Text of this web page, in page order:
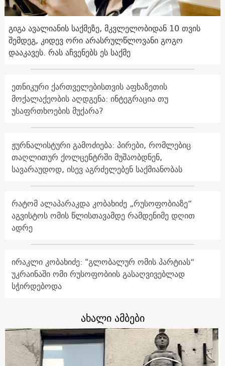
გიგა ავალიანის საქმეზე, მკვლელობიდან 10 თვის
შემდეგ, კიდევ ორი არასრულწლოვანი გოგო
დააკავეს. რას აჩვენებს ეს საქმე
ეთნიკური ქართველებისთვის აფხაზეთის
მოქალაქეობის აღდგენა: ინტეგრაცია თუ
უსაფრთხოების მუქარა?
ჟურნალისტური გამოძიება: პირები, რომლებიც
თაღლითურ ქოლცენტრში მუშაობდნენ,
სავარაუდოდ, ისევ აგრძელებენ საქმიანობას
რატომ ალაპარაკდა კობახიძე „რუსოფობიაზე“
აგვისტოს ომის წლისთავამდე რამდენიმე დღით
ადრე
ირაკლი კობახიძე: "გლობალურ ომის პარტიას“
უკრაინაში ომი რუსოფობიის გასაღვივებლად
სჭირდებოდა
ახალი ამბები